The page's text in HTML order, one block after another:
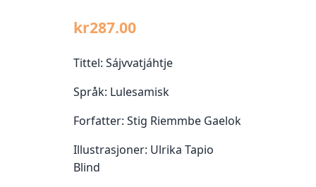
kr287.00
Tittel: Sájvvatjáhtje
Språk: Lulesamisk
Forfatter: Stig Riemmbe Gaelok
Illustrasjoner: Ulrika Tapio
Blind